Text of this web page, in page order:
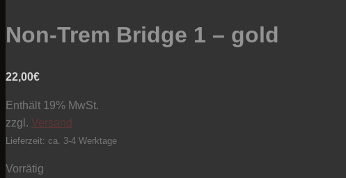
Non-Trem Bridge 1 – gold
22,00€
Enthält 19% MwSt.
zzgl. Versand
Lieferzeit: ca. 3-4 Werktage
Vorrätig